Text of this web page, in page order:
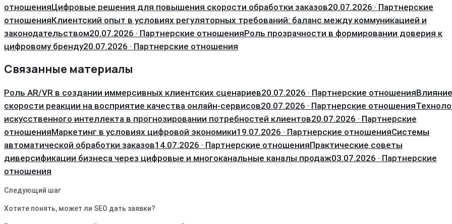
отношенияЦифровые решения для повышения скорости обработки заказов20.07.2026 · Партнерские
отношенияКлиентский опыт в условиях регуляторных требований: баланс между коммуникацией и
законодательством20.07.2026 · Партнерские отношенияРоль прозрачности в формировании доверия к
цифровому бренду20.07.2026 · Партнерские отношения
Связанные материалы
Роль AR/VR в создании иммерсивных клиентских сценариев20.07.2026 · Партнерские отношенияВлияние
скорости реакции на восприятие качества онлайн-сервисов20.07.2026 · Партнерские отношения
искусственного интеллекта в прогнозировании потребностей клиентов20.07.2026 · Партнерские
отношенияМаркетинг в условиях цифровой экономики19.07.2026 · Партнерские отношенияСистемы
автоматической обработки заказов14.07.2026 · Партнерские отношенияПрактические советы
диверсификации бизнеса через цифровые и многоканальные каналы продаж03.07.2026 · Партнерские
отношения
Следующий шаг
Хотите понять, может ли SEO дать заявки?